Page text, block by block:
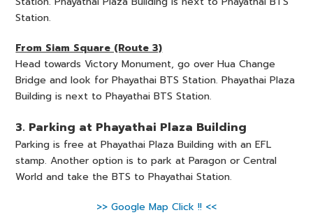
Station.
From Siam Square (Route 3)
Head towards Victory Monument, go over Hua Change
Bridge and look for Phayathai BTS Station. Phayathai Plaza
Building is next to Phayathai BTS Station.
3. Parking at Phayathai Plaza Building
Parking is free at Phayathai Plaza Building with an EFL
stamp. Another option is to park at Paragon or Central
World and take the BTS to Phayathai Station.
>> Google Map Click !! <<